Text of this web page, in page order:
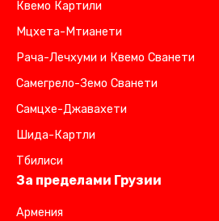
Квемо Картили
Мцхета-Мтианети
Рача-Лечхуми и Квемо Сванети
Самегрело-Земо Сванети
Самцхе-Джавахети
Шида-Картли
Тбилиси
За пределами Грузии
Армения